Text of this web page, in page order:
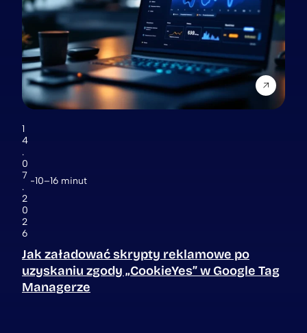
1
4
.
0
7
.
2
0
2
6
10–16 minut
Jak załadować skrypty reklamowe po
uzyskaniu zgody „CookieYes” w Google Tag
Managerze